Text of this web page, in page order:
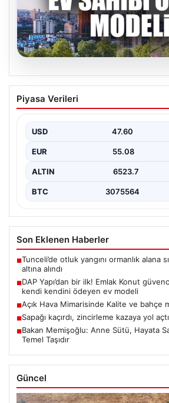
DAP Yapı’dan bir ilk! Emlak
güvencesi Dap vizyonuyla
Piyasa Verileri
USD 47.60
EUR 55.08
ALTIN 6523.7
BTC 3075564
Son Eklenen Haberler
■Tunceli’de otluk yangını ormanlık alana
altına alındı
■DAP Yapı’dan bir ilk! Emlak Konut
kendi kendini ödeyen ev modeli
■Açık Hava Mimarisinde Kalite ve bahçe
■Sapağı kaçırdı, zincirleme kazaya yol açtı
■Bakan Memişoğlu: Anne Sütü, Hayata
Temel Taşıdır
Güncel